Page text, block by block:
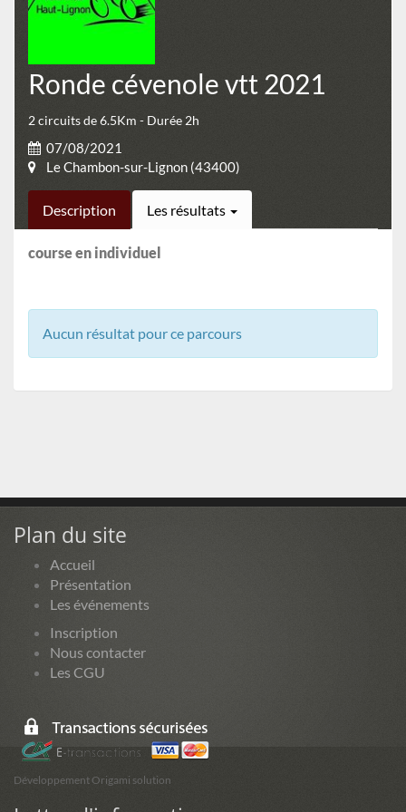
Ronde cévenole vtt 2021
2 circuits de 6.5Km - Durée 2h
07/08/2021
Le Chambon-sur-Lignon (43400)
Description Les résultats
course en individuel
Aucun résultat pour ce parcours
Plan du site
Accueil
Présentation
Les événements
Inscription
Nous contacter
Les CGU
Développement Origami solution